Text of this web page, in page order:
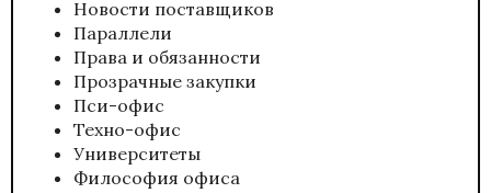
Новости поставщиков
Параллели
Права и обязанности
Прозрачные закупки
Пси-офис
Техно-офис
Университеты
Философия офиса